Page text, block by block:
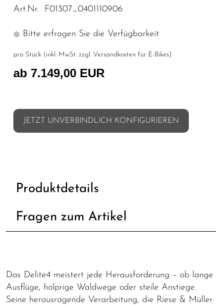
Art.Nr. F01307_0401110906
Bitte erfragen Sie die Verfügbarkeit
pro Stück (inkl. MwSt. zzgl. Versandkosten für E-Bikes)
ab 7.149,00 EUR
JETZT UNVERBINDLICH KONFIGURIEREN
Produktdetails
Fragen zum Artikel
Das Delite4 meistert jede Herausforderung – ob lange
Ausflüge, holprige Waldwege oder steile Anstiege.
Seine herausragende Verarbeitung, die Riese & Müller